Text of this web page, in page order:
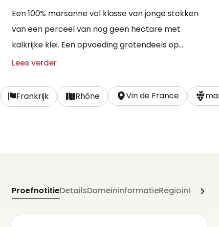
Een 100% marsanne vol klasse van jonge stokken
van een perceel van nog geen hectare met
kalkrijke klei. Een opvoeding grotendeels op
roestvrijstalen vaten en een klein deel op oudere
Lees verder
Frankrijk Rhône Vin de France
ProefnotitieDetailsDomeininformatie